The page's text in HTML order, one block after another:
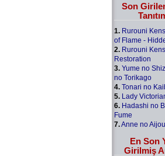
Son
1. Rurouni
of Flame -
2. Rurouni
Restoration
3. Yume no
no Torikago
4. Tonari no
5. Lady
6. Hadashi no
Fume
7.Anne no Aijou
En Son
Girilmiş